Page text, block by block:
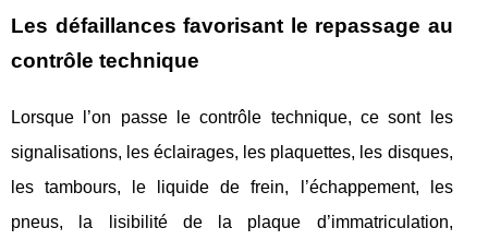
Les défaillances favorisant le repassage au
contrôle technique
Lorsque l’on passe le contrôle technique, ce sont les
signalisations, les éclairages, les plaquettes, les disques,
les tambours, le liquide de frein, l’échappement, les
pneus, la lisibilité de la plaque d’immatriculation,